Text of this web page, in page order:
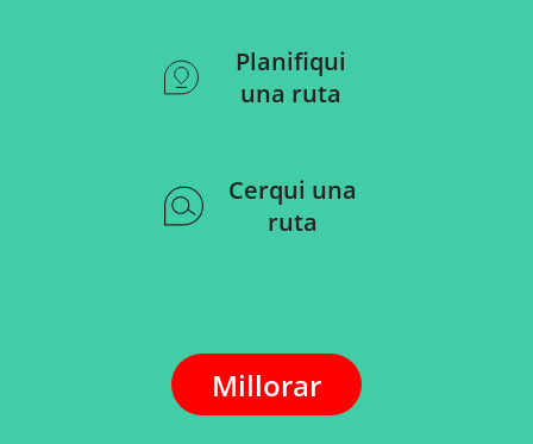
Planifiqui
una ruta
Cerqui una
ruta
Millorar